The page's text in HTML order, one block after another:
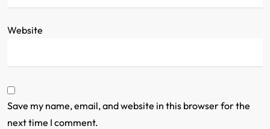
Website
Save my name, email, and website in this browser for the
next time I comment.